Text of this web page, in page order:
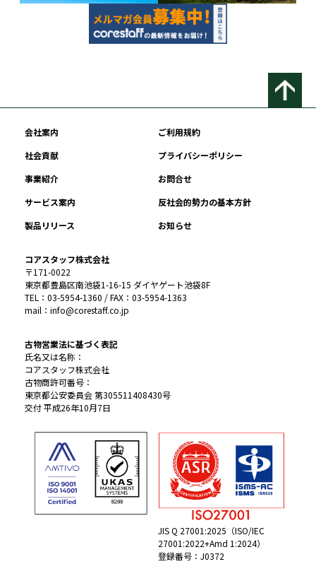
会社案内
ご利用規約
社会貢献
プライバシーポリシー
事業紹介
お問合せ
サービス案内
反社会的勢力の基本方針
製品リリース
お知らせ
コアスタッフ株式会社
〒171-0022
東京都豊島区南池袋1-16-15 ダイヤゲート池袋8F
TEL：03-5954-1360 / FAX：03-5954-1363
mail：info@corestaff.co.jp
古物営業法に基づく表記
氏名又は名称：
コアスタッフ株式会社
古物商許可番号：
東京都公安委員会 第305511408430号
交付 平成26年10月7日
JIS Q 27001:2025（ISO/IEC
27001:2022+Amd 1:2024）
登録番号：J0372